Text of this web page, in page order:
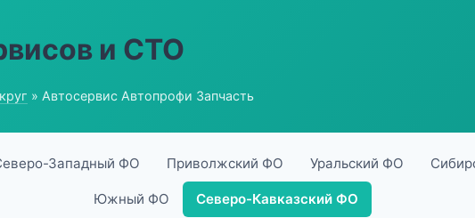
и СТО
» Автосервис Автопрофи Запчасть
Западный ФО Приволжский ФО Уральский ФО
Южный ФО Северо-Кавказский ФО